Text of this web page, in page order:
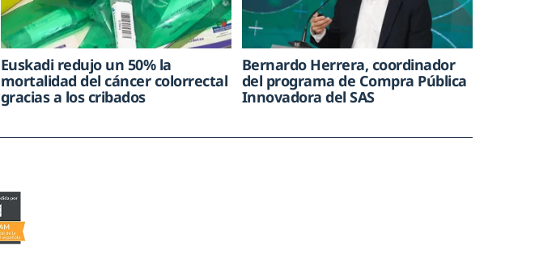
Euskadi redujo un 50% la
mortalidad del cáncer colorrectal
gracias a los cribados
Bernardo Herrera, coordinador
del programa de Compra Pública
Innovadora del SAS